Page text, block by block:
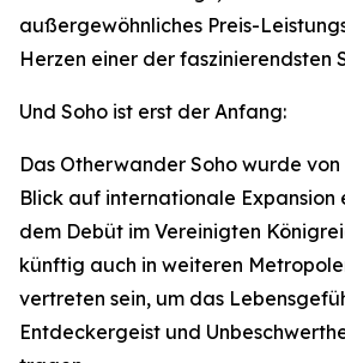
außergewöhnliches Preis-
Herzen einer der faszinierendsten
Und Soho ist erst der Anfang:
Das Otherwander Soho wurde
Blick auf internationale Expansion
dem Debüt im Vereinigten
künftig auch in weiteren
vertreten sein, um das
Entdeckergeist und